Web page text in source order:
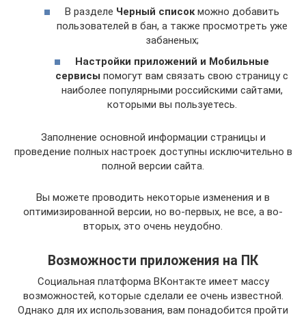
В разделе Черный списокможно добавить
пользователей в бан, а также просмотреть уже
забаненых;
Настройки приложений и Мобильные
сервисы помогут вам связать свою страницу с
наиболее популярными российскими сайтами,
которыми вы пользуетесь.
Заполнение основной информации страницы и
проведение полных настроек доступны исключительно в
полной версии сайта.
Вы можете проводить некоторые изменения и в
оптимизированной версии, но во-первых, не все, а во-
вторых, это очень неудобно.
Возможности приложения на ПК
Социальная платформа ВКонтакте имеет массу
возможностей, которые сделали ее очень известной.
Однако для их использования, вам понадобится пройти